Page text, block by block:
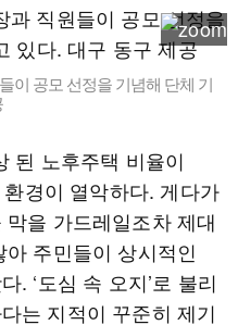
이 공모 선정을 기념해 단체 기
된 노후주택 비율이
경이 열악하다. 게다가
을 가드레일조차 제대
주민들이 상시적인
. ‘도심 속 오지’로 불리
는 지적이 꾸준히 제기